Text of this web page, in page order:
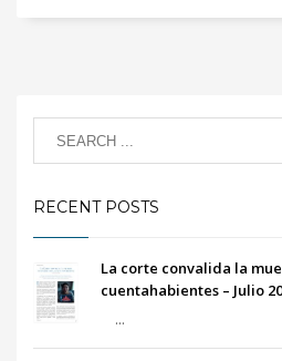
RECENT POSTS
La corte convalida la
cuentahabientes – Julio
...